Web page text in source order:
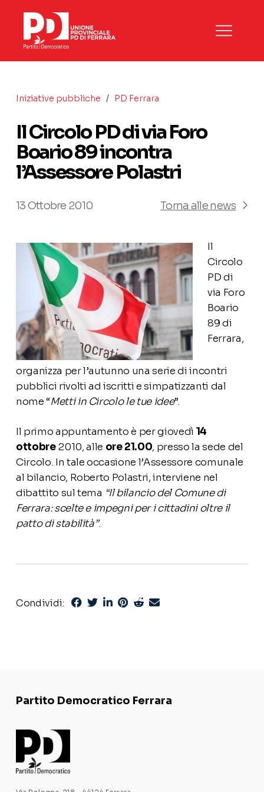
Iniziative pubbliche / PD Ferrara
Il Circolo PD di via Foro
Boario 89 incontra
l’Assessore Polastri
13 Ottobre 2010 Torna alle news
Il
Circolo
PD di
via Foro
Boario
89 di
Ferrara,
organizza per l’autunno una serie di incontri
pubblici rivolti ad iscritti e simpatizzanti dal
nome “Metti in Circolo le tue idee”.
Il primo appuntamento è per giovedì 14
ottobre2010, alle ore 21.00, presso la sede del
Circolo. In tale occasione l’Assessore comunale
al bilancio, Roberto Polastri, interviene nel
dibattito sul tema “Il bilancio del Comune di
Ferrara: scelte e impegni per i cittadini oltre il
patto di stabilità”.
Condividi:
Partito Democratico Ferrara